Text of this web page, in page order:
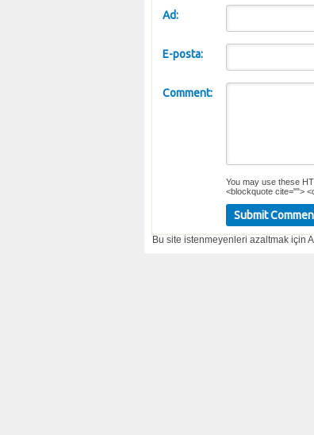
Ad:
E-posta:
Comment:
You may use these
<blockquote cite="">
Bu site istenmeyenleri azaltmak için